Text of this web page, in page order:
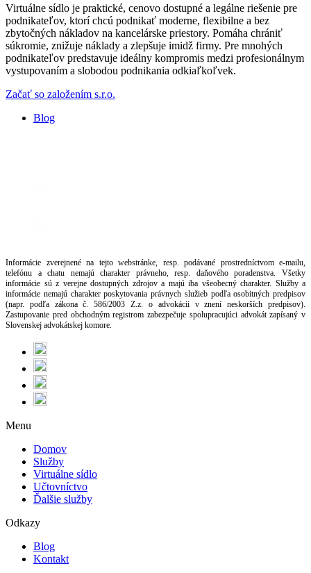
Virtuálne sídlo je praktické, cenovo dostupné a legálne riešenie pre
podnikateľov, ktorí chcú podnikať moderne, flexibilne a bez
zbytočných nákladov na kancelárske priestory. Pomáha chrániť
súkromie, znižuje náklady a zlepšuje imidž firmy. Pre mnohých
podnikateľov predstavuje ideálny kompromis medzi profesionálnym
vystupovaním a slobodou podnikania odkiaľkoľvek.
Začať so založením s.r.o.
Blog
Informácie zverejnené na tejto webstránke, resp. podávané prostredníctvom e-mailu,
telefónu a chatu nemajú charakter právneho, resp. daňového poradenstva. Všetky
informácie sú z verejne dostupných zdrojov a majú iba všeobecný charakter. Služby a
informácie nemajú charakter poskytovania právnych služieb podľa osobitných predpisov
(napr. podľa zákona č. 586/2003 Z.z. o advokácii v znení neskorších predpisov).
Zastupovanie pred obchodným registrom zabezpečuje spolupracujúci advokát zapísaný v
Slovenskej advokátskej komore.
Menu
Domov
Služby
Virtuálne sídlo
Učtovníctvo
Ďalšie služby
Odkazy
Blog
Kontakt